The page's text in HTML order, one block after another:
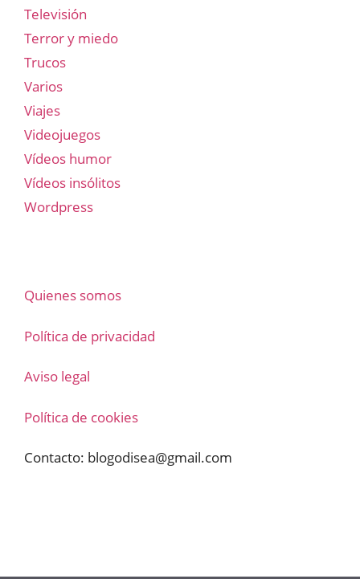
Televisión
Terror y miedo
Trucos
Varios
Viajes
Videojuegos
Vídeos humor
Vídeos insólitos
Wordpress
Quienes somos
Política de privacidad
Aviso legal
Política de cookies
Contacto: blogodisea@gmail.com